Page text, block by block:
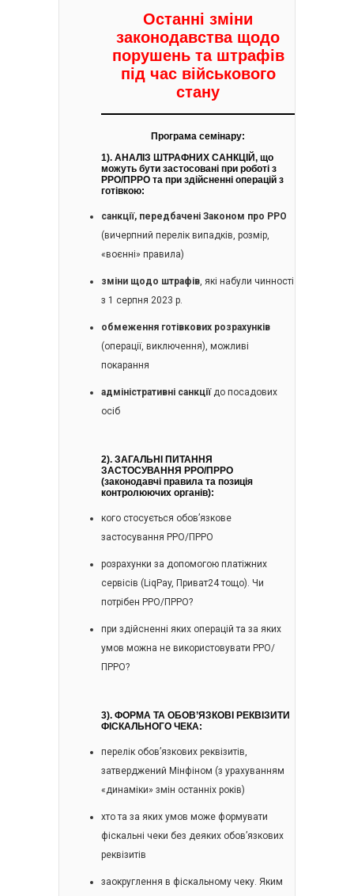
Останні зміни
законодавства щодо
порушень та штрафів
під час військового
стану
Програма семінару:
1). АНАЛІЗ ШТРАФНИХ САНКЦІЙ, що
можуть бути застосовані при роботі з
РРО/ПРРО та при здійсненні операцій з
готівкою:
санкції, передбачені Законом про РРО
(вичерпний перелік випадків, розмір,
«воєнні» правила)
зміни щодо штрафів , які набули чинності
з 1 серпня 2023 р.
обмеження готівкових розрахунків
(операції, виключення), можливі
покарання
адміністративні санкціїдо посадових
осіб
2). ЗАГАЛЬНІ ПИТАННЯ
ЗАСТОСУВАННЯ РРО/ПРРО
(законодавчі правила та позиція
контролюючих органів):
кого стосується обов’язкове
застосування РРО/ПРРО
розрахунки за допомогою платіжних
сервісів (LiqPay, Приват24 тощо). Чи
потрібен РРО/ПРРО?
при здійсненні яких операцій та за яких
умов можна не використовувати РРО/
ПРРО?
3). ФОРМА ТА ОБОВ’ЯЗКОВІ РЕКВІЗИТИ
ФІСКАЛЬНОГО ЧЕКА:
перелік обов’язкових реквізитів,
затверджений Мінфіном (з урахуванням
«динаміки» змін останніх років)
хто та за яких умов може формувати
фіскальні чеки без деяких обов’язкових
реквізитів
заокруглення в фіскальному чеку. Яким